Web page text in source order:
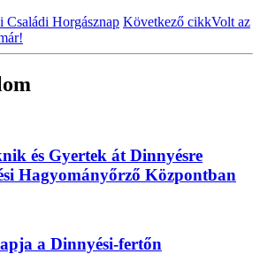
Családi Horgásznap Következő cikkVolt az
és Gyertek át Dinnyésre
Hagyományőrző Központban
a Dinnyési-fertőn